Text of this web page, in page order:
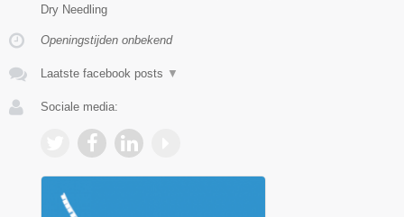
Dry Needling
Openingstijden onbekend
Laatste facebook posts ▼
Sociale media: